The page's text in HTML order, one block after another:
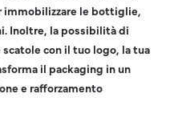
immobilizzare le bottiglie,
Inoltre, la possibilità di
con il tuo logo, la tua
il packaging in un
e rafforzamento